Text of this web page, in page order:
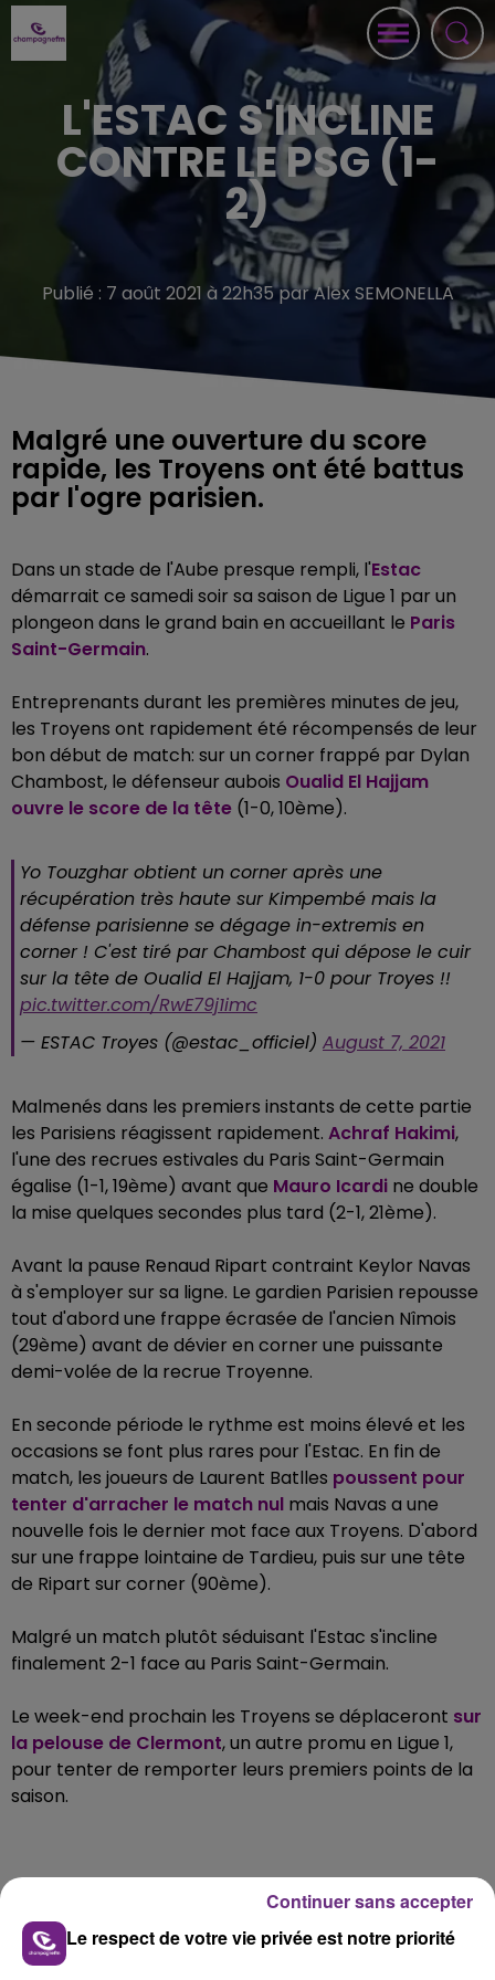
L'ESTAC S'INCLINE
CONTRE LE PSG (1-
2)
Publié : 7 août 2021 à 22h35 par Alex SEMONELLA
Malgré une ouverture du score
rapide, les Troyens ont été battus
par l'ogre parisien.
Dans un stade de l'Aube presque rempli, l'Estac
démarrait ce samedi soir sa saison de Ligue 1 par un
plongeon dans le grand bain en accueillant le Paris
Saint-Germain.
Entreprenants durant les premières minutes de jeu,
les Troyens ont rapidement été récompensés de leur
bon début de match: sur un corner frappé par Dylan
Chambost, le défenseur aubois Oualid El Hajjam
ouvre le score de la tête (1-0, 10ème).
Yo Touzghar obtient un corner après une
récupération très haute sur Kimpembé mais la
défense parisienne se dégage in-extremis en
corner ! C'est tiré par Chambost qui dépose le cuir
sur la tête de Oualid El Hajjam, 1-0 pour Troyes !!
pic.twitter.com/RwE79j1imc
— ESTAC Troyes (@estac_officiel) August 7, 2021
Malmenés dans les premiers instants de cette partie
les Parisiens réagissent rapidement. Achraf Hakimi,
l'une des recrues estivales du Paris Saint-Germain
égalise (1-1, 19ème) avant que Mauro Icardi ne double
la mise quelques secondes plus tard (2-1, 21ème).
Avant la pause Renaud Ripart contraint Keylor Navas
à s'employer sur sa ligne. Le gardien Parisien repousse
tout d'abord une frappe écrasée de l'ancien Nîmois
(29ème) avant de dévier en corner une puissante
demi-volée de la recrue Troyenne.
En seconde période le rythme est moins élevé et les
occasions se font plus rares pour l'Estac. En fin de
match, les joueurs de Laurent Batlles poussent pour
tenter d'arracher le match nul mais Navas a une
nouvelle fois le dernier mot face aux Troyens. D'abord
sur une frappe lointaine de Tardieu, puis sur une tête
de Ripart sur corner (90ème).
Malgré un match plutôt séduisant l'Estac s'incline
finalement 2-1 face au Paris Saint-Germain.
Le week-end prochain les Troyens se déplaceront sur
la pelouse de Clermont, un autre promu en Ligue 1,
pour tenter de remporter leurs premiers points de la
saison.
FIL D'ACTUS
Le respect de votre vie privée est notre priorité
Continuer sans accepter